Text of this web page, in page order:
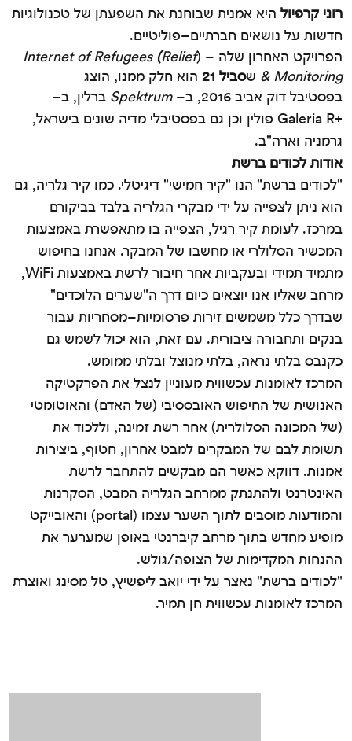
רוני קרפיול היא אמנית שבוחנת את השפעתן של טכנולוגיות
חדשות על נושאים חברתיים–פוליטיים.
הפרויקט האחרון שלה – (
Internet of Refugees(Relief
& Monitoring שסביל הוא חלק ממנו, הוצג
בפסטיבל דוק אביב 2016, ב–
Spektrum ברלין,ב–
+Galeria R
פולין וכן גם בפסטיבלי מדיה שונים בישראל,
גרמניה וארה"ב.
אודות לכודים ברשת
"לכודים ברשת" הנו "קיר חמישי"דיגיטלי.כמו קיר גלריה, גם
הוא ניתן לצפייה על ידי מבקרי הגלריה בלבד בביקורם
במרכז.לעומת קיר רגיל, הצפייה בו מתאפשרת באמצעות
המכשיר הסלולרי או מחשבו של המבקר. אנחנו בחיפוש
מתמיד תמידי ובעקביות אחר חיבור לרשת באמצעות WiFi,
מרחב שאליו אנו יוצאים כיום דרך ה"שערים הלוכדים"
שבדרך כלל משמשים זירות פרסומיות–מסחריות עבור
בנקים ותחבורה ציבורית. עם זאת, הוא יכול לשמש גם
כקנבס בלתי נראה,בלתי מנוצל ובלתי ממומש.
המרכז לאומנות עכשווית מעוניין לנצל את הפרקטיקה
האנושית של החיפוש האובססיבי (של האדם) והאוטומטי
(של המכונה הסלולרית) אחר רשת זמינה, וללכוד את
תשומת לבם של המבקרים למבט אחרון, חטוף,ביצירות
אמנות.דווקא כאשר הם מבקשים להתחבר לרשת
האינטרנט ולהתנתק ממרחב הגלריה המבט, הסקרנות
והמודעות מוסבים לתוך השער עצמו (portal)
והאובייקט
מופיע מחדש בתוך מרחב קיברנטי באופן שמערער את
ההנחות המקדימות של הצופה/גולש.
"לכודים ברשת" נאצר על ידי יואב ליפשיץ,טל מסינג ואוצרת
המרכז לאומנות עכשווית חן תמיר.